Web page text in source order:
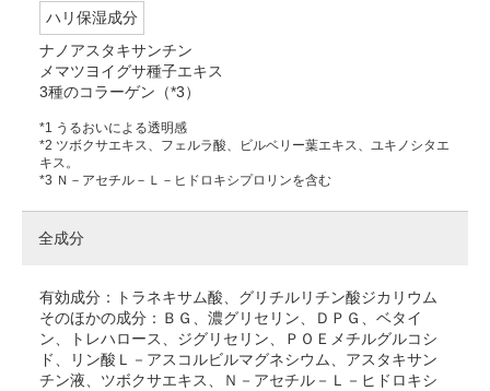
ハリ保湿成分
ナノアスタキサンチン
メマツヨイグサ種子エキス
3種のコラーゲン（*3）
*1 うるおいによる透明感
*2 ツボクサエキス、フェルラ酸、ビルベリー葉エキス、ユキノシタエ
キス。
*3 Ｎ－アセチル－Ｌ－ヒドロキシプロリンを含む
全成分
有効成分：トラネキサム酸、グリチルリチン酸ジカリウム
そのほかの成分：ＢＧ、濃グリセリン、ＤＰＧ、ベタイ
ン、トレハロース、ジグリセリン、ＰＯＥメチルグルコシ
ド、リン酸Ｌ－アスコルビルマグネシウム、アスタキサン
チン液、ツボクサエキス、Ｎ－アセチル－Ｌ－ヒドロキシ